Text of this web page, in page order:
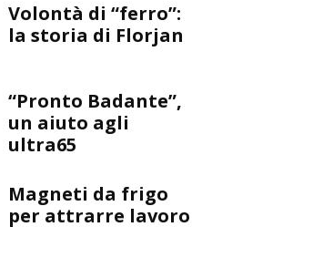
Volontà di “ferro”:
la storia di Florjan
“Pronto Badante”,
un aiuto agli
ultra65
Magneti da frigo
per attrarre lavoro